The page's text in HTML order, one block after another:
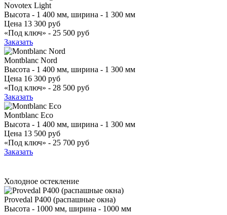
Novotex Light
Высота - 1 400 мм, ширина - 1 300 мм
Цена 13 300 руб
«Под ключ» - 25 500 руб
Заказать
Montblanc Nord
Высота - 1 400 мм, ширина - 1 300 мм
Цена 16 300 руб
«Под ключ» - 28 500 руб
Заказать
Montblanc Eco
Высота - 1 400 мм, ширина - 1 300 мм
Цена 13 500 руб
«Под ключ» - 25 700 руб
Заказать
Холодное остекление
Provedal P400 (распашные окна)
Высота - 1000 мм, ширина - 1000 мм